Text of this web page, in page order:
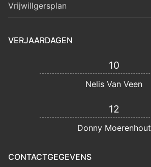
Vrijwillgersplan
VERJAARDAGEN
10
Nelis Van Veen
12
Donny Moerenhout
CONTACTGEGEVENS